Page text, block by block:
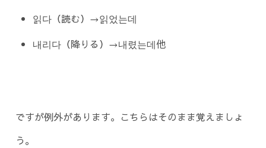
읽다（読む）→읽었는데
내리다（降りる）→내렸는데他
ですが例外があります。こちらはそのまま覚えましょ
う。